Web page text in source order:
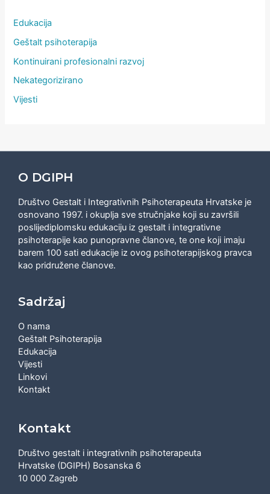
Edukacija
Geštalt psihoterapija
Kontinuirani profesionalni razvoj
Nekategorizirano
Vijesti
O DGIPH
Društvo Gestalt i Integrativnih Psihoterapeuta Hrvatske je
osnovano 1997. i okuplja sve stručnjake koji su završili
poslijediplomsku edukaciju iz gestalt i integrativne
psihoterapije kao punopravne članove, te one koji imaju
barem 100 sati edukacije iz ovog psihoterapijskog pravca
kao pridružene članove.
Sadržaj
O nama
Geštalt Psihoterapija
Edukacija
Vijesti
Linkovi
Kontakt
Kontakt
Društvo gestalt i integrativnih psihoterapeuta
Hrvatske (DGIPH) Bosanska 6
10 000 Zagreb